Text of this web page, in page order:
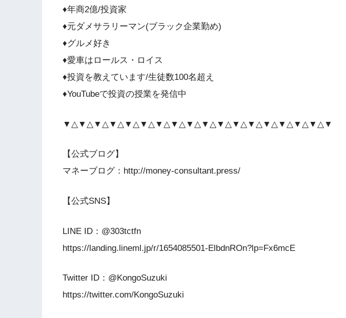
♦️年商2億/投資家
♦️元ダメサラリーマン(ブラック企業勤め)
♦️グルメ好き
♦️愛車はロールス・ロイス
♦️投資を教えています/生徒数100名超え
♦️YouTubeで投資の授業を発信中
▼△▼△▼△▼△▼△▼△▼△▼△▼△▼△▼△▼△▼△▼△▼△▼△▼△▼
【公式ブログ】
マネーブログ：http://money-consultant.press/
【公式SNS】
LINE ID：@303tctfn
https://landing.lineml.jp/r/1654085501-ElbdnROn?lp=Fx6mcE
Twitter ID：@KongoSuzuki
https://twitter.com/KongoSuzuki